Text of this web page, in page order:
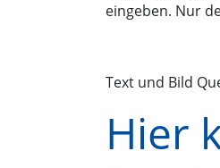
eingeben. Nur
Text und Bild
Hier